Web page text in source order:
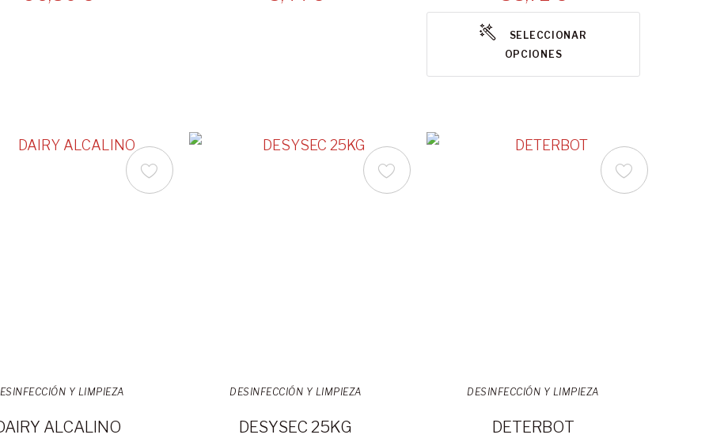
SELECCIONAR
OPCIONES
Y LIMPIEZA
ALCALINO
DESINFECCIÓN Y LIMPIEZA
DESYSEC 25KG
DESINFECCIÓN Y LIMPIEZA
DETERBOT